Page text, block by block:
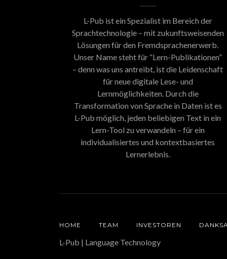
L-Pub ist ein Spezialist im Bereich der
Sprachtechnologie – mit zukunftsweisenden
Lösungen für den Fremdsprachenerwerb.
Unser Name steht für “Lern-Publikationen”
– denn was uns antreibt, ist die Leidenschaft
für neue digitale Lese- und
Lernmöglichkeiten. Durch die
Transformation von Sprache in Daten ist es
L-Pub möglich, jeden beliebigen Text in ein
Lern-Tool zu verwandeln – für ein
individualisiertes und kontextbasiertes
Lernerlebnis.
HOME TEAM INVESTOREN
L-Pub | Language Technology